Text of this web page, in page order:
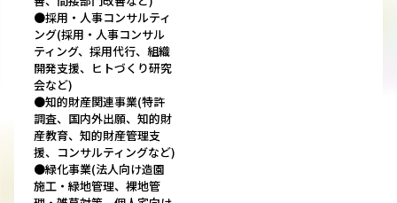
●採用・人事コンサルティ
ング(採用・人事コンサル
ティング、採用代行、組織
開発支援、ヒトづくり研究
会など)
●知的財産関連事業(特許
調査、国内外出願、知的財
産教育、知的財産管理支
援、コンサルティングなど)
●緑化事業(法人向け造園
施工・緑地管理、裸地管